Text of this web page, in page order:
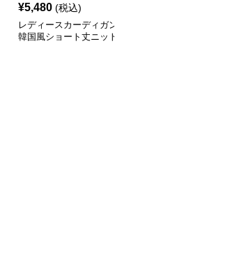
¥5,480 (税込)
レディースカーディガン
韓国風ショート丈ニット